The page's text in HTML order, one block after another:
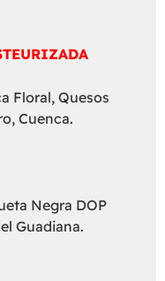
Floral, Quesos
Cuenca.
Negra DOP
Guadiana.